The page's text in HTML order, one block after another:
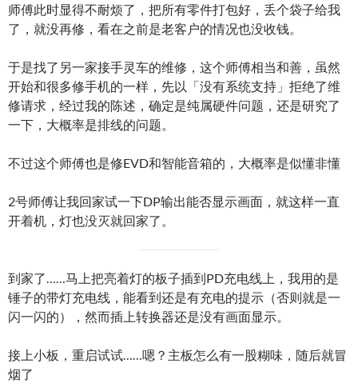
师傅此时显得不耐烦了，把所有零件打包好，丢个袋子给我
了，就没再修，看在之前是老客户的情况也没收钱。
于是找了另一家接手灵车的维修，这个师傅相当和善，虽然
开始和很多修手机的一样，先以「没有系统支持」拒绝了维
修请求，经过我的陈述，确定是纯属硬件问题，还是研究了
一下，大概率是排线的问题。
不过这个师傅也是修EVD和智能音箱的，大概率是似懂非懂
2号师傅让我回家试一下DP输出能否显示画面，就这样一直
开着机，灯也没灭就回家了。
到家了……马上把亮着灯的板子插到PD充电线上，我用的是
锤子的带灯充电线，能看到还是有充电的提示（否则就是一
闪一闪的），然而插上转换器还是没有画面显示。
接上小板，重启试试……嗯？主板怎么有一股糊味，随后就冒
烟了